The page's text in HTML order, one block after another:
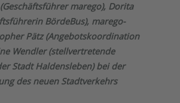
marego), Dorita
BördeBus), marego-
Pätz (Angebotskoordination
Wendler (stellvertretende
Stadt Haldensleben) bei der
des neuen Stadtverkehrs